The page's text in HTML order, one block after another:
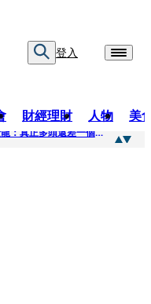
登入
財經理財 人物 美
錢鏡你家1／急跌8800點後反彈 杜金龍：真正多頭還差一個訊號